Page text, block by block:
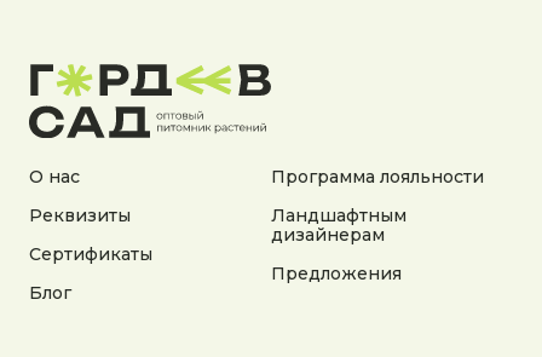
О нас
Реквизиты
Сертификаты
Блог
Программа лояльности
Ландшафтным
дизайнерам
Предложения
© 2025 Гордеев Сад. Все права защищены
на сайте носит справочный характер
Согласие на обработку персональных данных
Согласие на получение рекламной информации